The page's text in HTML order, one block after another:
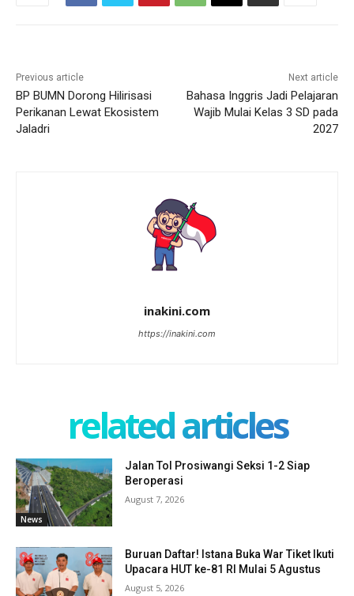
Previous article
BP BUMN Dorong Hilirisasi
Perikanan Lewat Ekosistem
Jaladri
Next article
Bahasa Inggris Jadi Pelajaran
Wajib Mulai Kelas 3 SD pada
2027
inakini.com
https://inakini.com
related articles
News
Jalan Tol Prosiwangi Seksi 1-2 Siap
Beroperasi
August 7, 2026
Buruan Daftar! Istana Buka War Tiket Ikuti
Upacara HUT ke-81 RI Mulai 5 Agustus
August 5, 2026